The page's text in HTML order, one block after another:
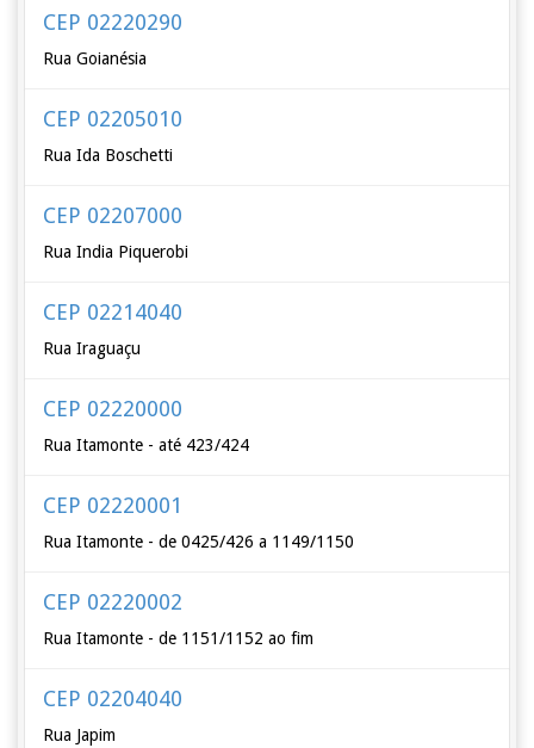
CEP 02220290
Rua Goianésia
CEP 02205010
Rua Ida Boschetti
CEP 02207000
Rua India Piquerobi
CEP 02214040
Rua Iraguaçu
CEP 02220000
Rua Itamonte - até 423/424
CEP 02220001
Rua Itamonte - de 0425/426 a 1149/1150
CEP 02220002
Rua Itamonte - de 1151/1152 ao fim
CEP 02204040
Rua Japim